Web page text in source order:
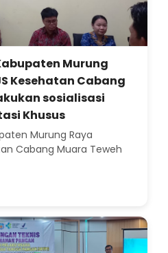
Murung
Kesehatan Cabang
sosialisasi
Khusus
Murung Raya
Cabang Muara Teweh